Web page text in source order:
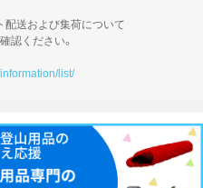
配送および集荷について
認ください。
list/